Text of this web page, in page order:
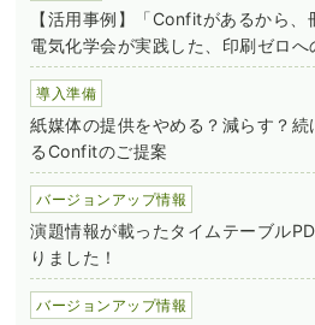
【活用事例】「Confitがあるから
電気化学会が実践した、印刷ゼロへ
導入準備
紙媒体の提供をやめる？減らす？続
るConfitのご提案
バージョンアップ情報
演題情報が載ったタイムテーブル
りました！
バージョンアップ情報